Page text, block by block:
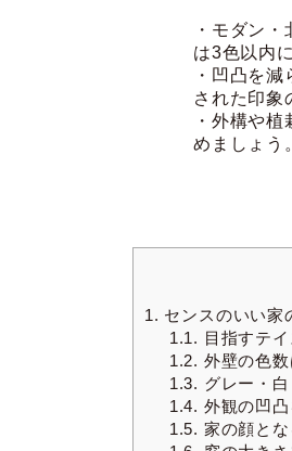
・モダン
は3色以内
・凹凸を
された印象
・外構や
めましょう
1. センスのいい家
1.1. 目指すテ
1.2. 外壁の色
1.3. グレー・
1.4. 外観の凹
1.5. 家の顔と